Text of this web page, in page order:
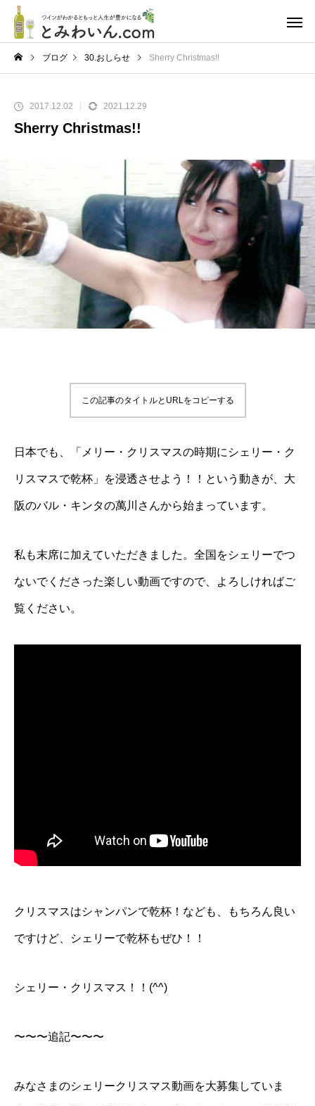
ブログ 30.おしらせ Sherry Christmas!!
2017.12.02 2021.12.29
Sherry Christmas!!
この記事のタイトルとURLをコピーする
日本でも、「メリー・クリスマスの時期にシェリー・ク
リスマスで乾杯」を浸透させよう！！という動きが、大
阪のバル・キンタの萬川さんから始まっています。
私も末席に加えていただきました。全国をシェリーでつ
ないでくださった楽しい動画ですので、よろしければご
覧ください。
クリスマスはシャンパンで乾杯！なども、もちろん良い
ですけど、シェリーで乾杯もぜひ！！
シェリー・クリスマス！！(^^)
〜〜〜追記〜〜〜
みなさまのシェリークリスマス動画を大募集していま